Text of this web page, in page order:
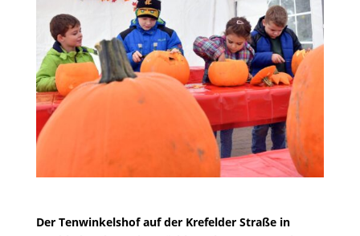
Der Tenwinkelshof auf der Krefelder Straße in